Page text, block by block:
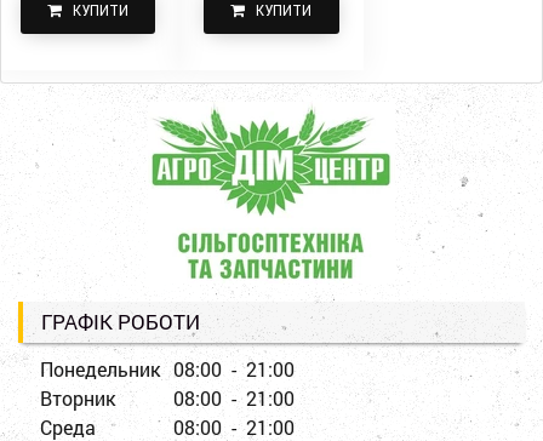
КУПИТИ КУПИТИ
ГРАФІК РОБОТИ
Понедельник 08:00 - 21:00
Вторник
08:00 - 21:00
Среда
08:00 - 21:00